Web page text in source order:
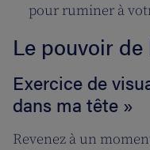
pour ruminer à
Le pouvoir
Exercice de
dans ma tête »
Revenez à un